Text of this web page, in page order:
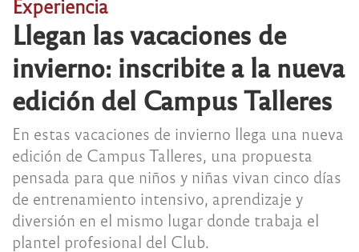
Experiencia
Llegan las vacaciones de
invierno: inscribite a la nueva
edición del Campus Talleres
En estas vacaciones de invierno llega una nueva
edición de Campus Talleres, una propuesta
pensada para que niños y niñas vivan cinco días
de entrenamiento intensivo, aprendizaje y
diversión en el mismo lugar donde trabaja el
plantel profesional del Club.